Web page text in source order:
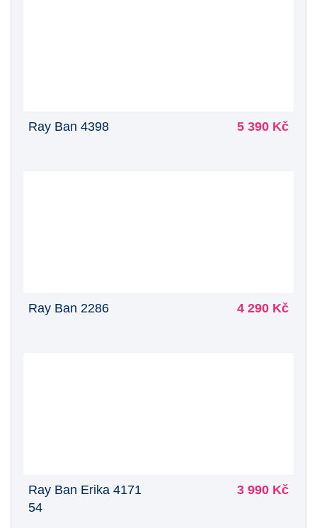
Ray Ban 4398 5 390 Kč
Ray Ban 2286 4 290 Kč
Ray Ban Erika 4171
54
3 990 Kč